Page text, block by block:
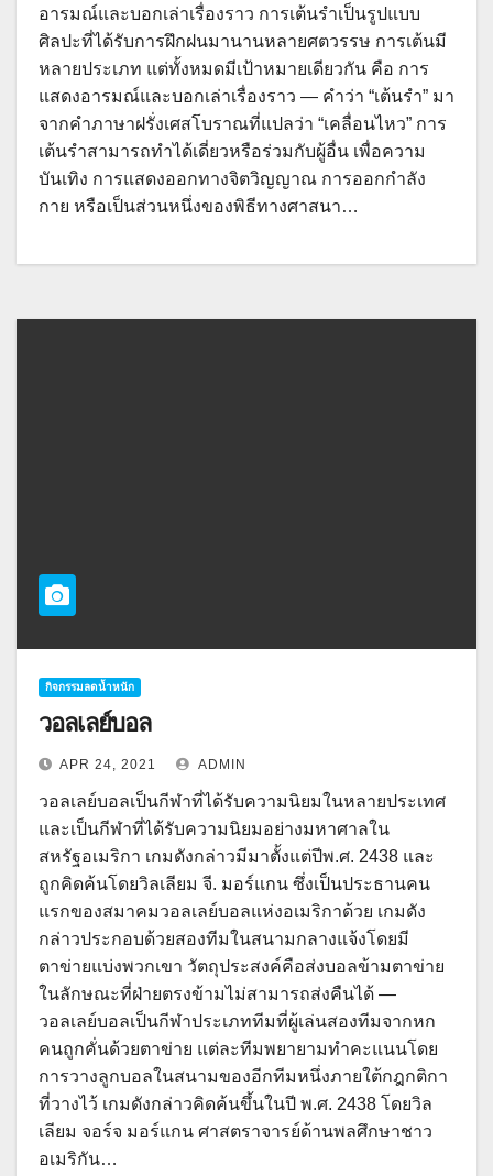
อารมณ์และบอกเล่าเรื่องราว การเต้นรำเป็นรูปแบบ
ศิลปะที่ได้รับการฝึกฝนมานานหลายศตวรรษ การเต้นมี
หลายประเภท แต่ทั้งหมดมีเป้าหมายเดียวกัน คือ การ
แสดงอารมณ์และบอกเล่าเรื่องราว — คำว่า “เต้นรำ” มา
จากคำภาษาฝรั่งเศสโบราณที่แปลว่า “เคลื่อนไหว” การ
เต้นรำสามารถทำได้เดี่ยวหรือร่วมกับผู้อื่น เพื่อความ
บันเทิง การแสดงออกทางจิตวิญญาณ การออกกำลัง
กาย หรือเป็นส่วนหนึ่งของพิธีทางศาสนา…
กิจกรรมลดน้ำหนัก
วอลเลย์บอล
APR 24, 2021 ADMIN
วอลเลย์บอลเป็นกีฬาที่ได้รับความนิยมในหลายประเทศ
และเป็นกีฬาที่ได้รับความนิยมอย่างมหาศาลใน
สหรัฐอเมริกา เกมดังกล่าวมีมาตั้งแต่ปีพ.ศ. 2438 และ
ถูกคิดค้นโดยวิลเลียม จี. มอร์แกน ซึ่งเป็นประธานคน
แรกของสมาคมวอลเลย์บอลแห่งอเมริกาด้วย เกมดัง
กล่าวประกอบด้วยสองทีมในสนามกลางแจ้งโดยมี
ตาข่ายแบ่งพวกเขา วัตถุประสงค์คือส่งบอลข้ามตาข่าย
ในลักษณะที่ฝ่ายตรงข้ามไม่สามารถส่งคืนได้ —
วอลเลย์บอลเป็นกีฬาประเภททีมที่ผู้เล่นสองทีมจากหก
คนถูกคั่นด้วยตาข่าย แต่ละทีมพยายามทำคะแนนโดย
การวางลูกบอลในสนามของอีกทีมหนึ่งภายใต้กฎกติกา
ที่วางไว้ เกมดังกล่าวคิดค้นขึ้นในปี พ.ศ. 2438 โดยวิล
เลียม จอร์จ มอร์แกน ศาสตราจารย์ด้านพลศึกษาชาว
อเมริกัน…